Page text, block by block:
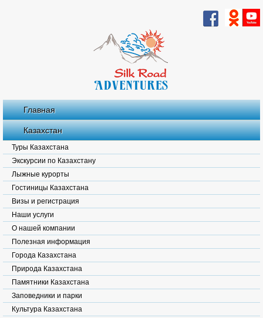
Главная
Казахстан
Туры Казахстана
Экскурсии по Казахстану
Лыжные курорты
Гостиницы Казахстана
Визы и регистрация
Наши услуги
О нашей компании
Полезная информация
Города Казахстана
Природа Казахстана
Памятники Казахстана
Заповедники и парки
Культура Казахстана